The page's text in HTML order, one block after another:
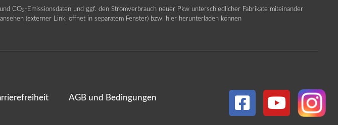
CO2 -Emissionsdaten und ggf. den Stromverbrauch neuer Pkw unterschiedlicher Fabrikate miteinander
ansehen (externer Link, öffnet in separatem Fenster) bzw. hier herunterladen können
AGB und Bedingungen